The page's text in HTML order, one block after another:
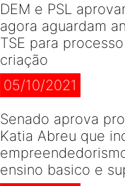
DEM e PSL
agora aguardam
TSE para
criação
05/10/2021
Senado aprova
Katia Abreu que
ensino basico e